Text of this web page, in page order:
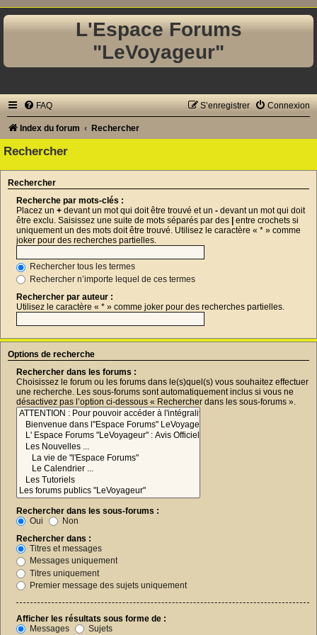
L'Espace Forums
"LeVoyageur"
FAQ Connexion
S’enregistrer
Index du forum Rechercher
Rechercher
Rechercher
Recherche par mots-clés :
Placez un + devant un mot qui doit être trouvé et un - devant un mot qui doit
être exclu. Saisissez une suite de mots séparés par des
entre crochets si
uniquement un des mots doit être trouvé. Utilisez le caractère « * » comme
joker pour des recherches partielles.
Rechercher tous les termes
Rechercher n’importe lequel de ces termes
Rechercher par auteur :
Utilisez le caractère « * » comme joker pour des recherches partielles.
Options de recherche
Rechercher dans les forums :
Choisissez le forum ou les forums dans le(s)quel(s) vous souhaitez effectuer
une recherche. Les sous-forums sont automatiquement inclus si vous ne
désactivez pas l’option ci-dessous « Rechercher dans les sous-forums ».
Rechercher dans les sous-forums :
Oui
Non
Rechercher dans :
Titres et messages
Messages uniquement
Titres uniquement
Premier message des sujets uniquement
Afficher les résultats sous forme de :
Messages
Sujets